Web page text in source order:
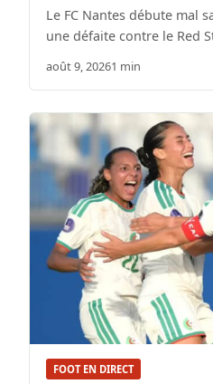
Le FC Nantes débute mal
une défaite contre le Red
août 9, 20261 min
FOOT EN DIRECT